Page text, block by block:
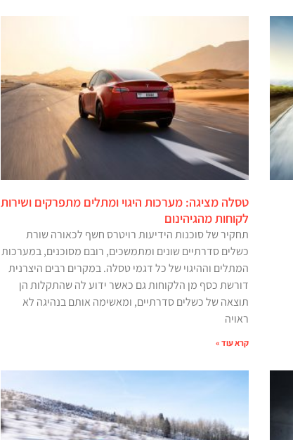
טסלה מציגה: מערכות היגוי ומתלים מתפרקים ושירות
לקוחות מהגיהינום
תחקיר של סוכנות הידיעות רויטרס חשף לכאורה שורת
כשלים סדרתיים שונים ומתמשכים, רובם מסוכנים, במערכות
המתלים וההיגוי של כל דגמי טסלה. במקרים רבים היצרנית
דורשת כסף מן הלקוחות גם כאשר ידוע לה שהתקלות הן
תוצאה של כשלים סדרתיים, ומאשימה אותם בנהיגה לא
ראויה
קרא עוד »